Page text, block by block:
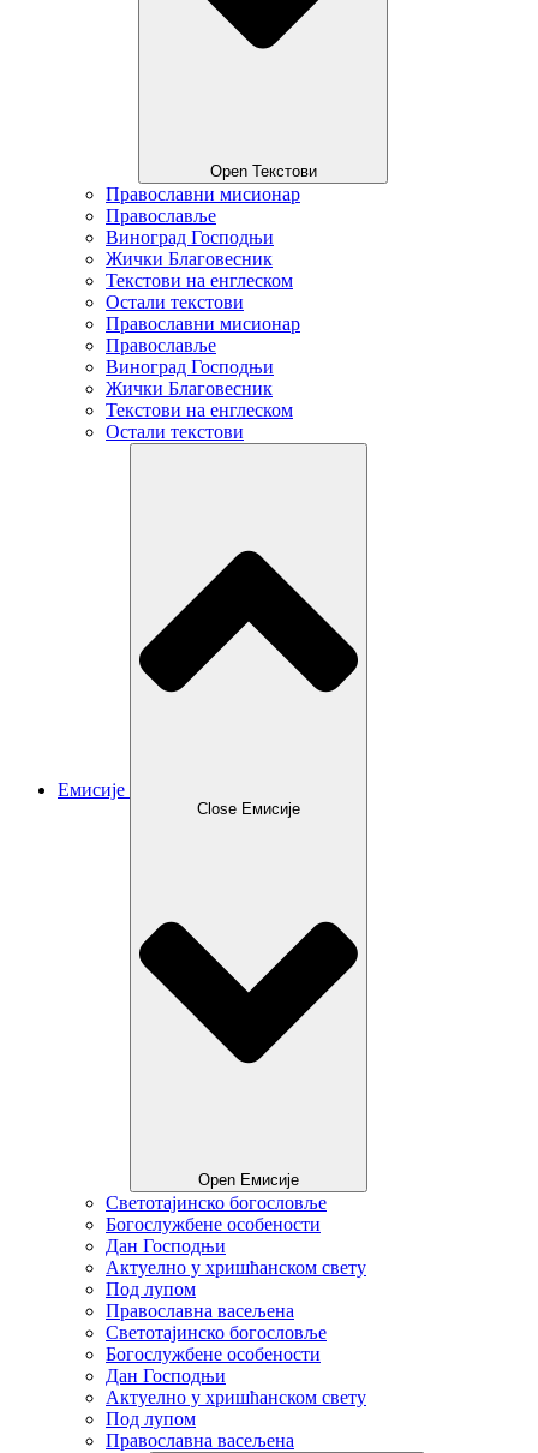
Open Текстови
Православни мисионар
Православље
Виноград Господњи
Жички Благовесник
Текстови на енглеском
Остали текстови
Православни мисионар
Православље
Виноград Господњи
Жички Благовесник
Текстови на енглеском
Остали текстови
Емисије
Close Емисије
Open Емисије
Светотајинско богословље
Богослужбене особености
Дан Господњи
Актуелно у хришћанском свету
Под лупом
Православна васељена
Светотајинско богословље
Богослужбене особености
Дан Господњи
Актуелно у хришћанском свету
Под лупом
Православна васељена